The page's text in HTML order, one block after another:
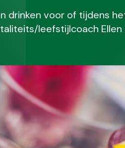
drinken voor of tijdens
leefstijlcoach Ellen